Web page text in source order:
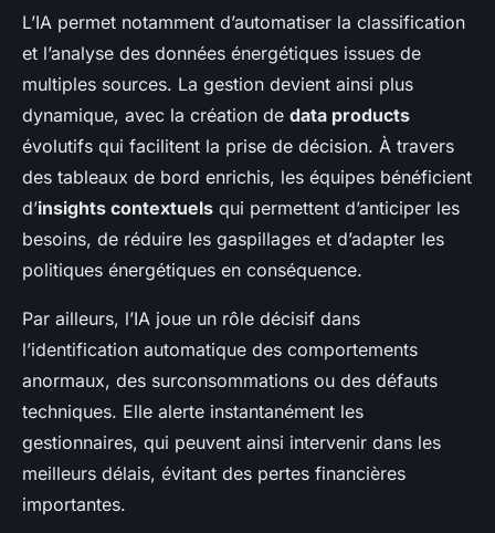
L’IA permet notamment d’automatiser la classification
et l’analyse des données énergétiques issues de
multiples sources. La gestion devient ainsi plus
dynamique, avec la création de data products
évolutifs qui facilitent la prise de décision. À travers
des tableaux de bord enrichis, les équipes bénéficient
d’insights contextuels qui permettent d’anticiper les
besoins, de réduire les gaspillages et d’adapter les
politiques énergétiques en conséquence.
Par ailleurs, l’IA joue un rôle décisif dans
l’identification automatique des comportements
anormaux, des surconsommations ou des défauts
techniques. Elle alerte instantanément les
gestionnaires, qui peuvent ainsi intervenir dans les
meilleurs délais, évitant des pertes financières
importantes.